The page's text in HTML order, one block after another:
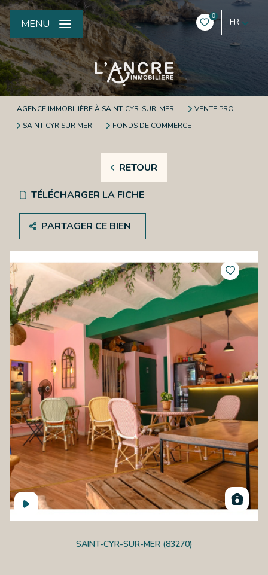
0
FR
MENU
AGENCE IMMOBILIÈRE À SAINT-CYR-SUR-MER
VENTE PRO
SAINT CYR SUR MER
FONDS DE COMMERCE
RETOUR
TÉLÉCHARGER LA FICHE
PARTAGER CE BIEN
SAINT-CYR-SUR-MER (83270)